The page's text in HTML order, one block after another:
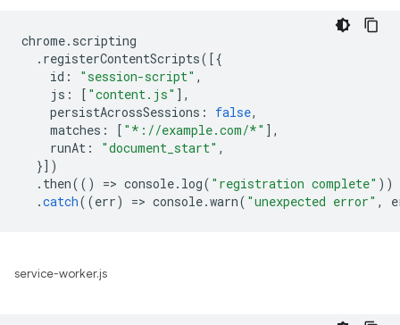
chrome. scripting
. registerContentScripts([{
id : "session-script" ,
js : [ "content.js" ],
persistAcrossSessions : false,
matches : [ "*://example.com/*" ],
runAt : "document_start" ,
}])
. then(() => console. log( "registration complete" ))
.catch((err) => console.warn( "unexpected error" ,
service-worker.js